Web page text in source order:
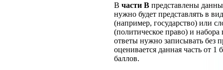
В части В представлены
нужно будет представлять в
(например, государство) или
(политическое право) и
ответы нужно записывать без
оценивается данная часть от 1
баллов.